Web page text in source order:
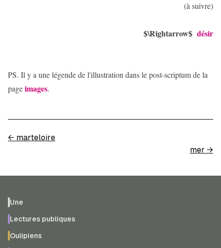
(à suivre)
$\Rightarrow$ désir
PS. Il y a une légende de l'illustration dans le post-scriptum de la
pageimages.
← marteloire
mer →
Une
Lectures publiques
Oulipiens